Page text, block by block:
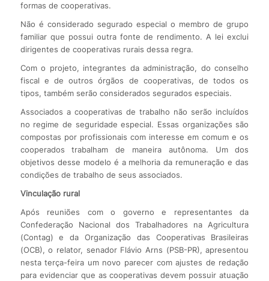
formas de cooperativas.
Não é considerado segurado especial o membro de grupo
familiar que possui outra fonte de rendimento. A lei exclui
dirigentes de cooperativas rurais dessa regra.
Com o projeto, integrantes da administração, do conselho
fiscal e de outros órgãos de cooperativas, de todos os
tipos, também serão considerados segurados especiais.
Associados a cooperativas de trabalho não serão incluídos
no regime de seguridade especial. Essas organizações são
compostas por profissionais com interesse em comum e os
cooperados trabalham de maneira autônoma. Um dos
objetivos desse modelo é a melhoria da remuneração e das
condições de trabalho de seus associados.
Vinculação rural
Após reuniões com o governo e representantes da
Confederação Nacional dos Trabalhadores na Agricultura
(Contag) e da Organização das Cooperativas Brasileiras
(OCB), o relator, senador Flávio Arns (PSB-PR), apresentou
nesta terça-feira um novo parecer com ajustes de redação
para evidenciar que as cooperativas devem possuir atuação